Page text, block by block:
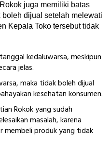
juga memiliki batas
dijual setelah melewati
Kepala Toko tersebut tidak
kedaluwarsa, meskipun
jelas.
maka tidak boleh dijual
kesehatan konsumen.
Rokok yang sudah
masalah, karena
membeli produk yang tidak